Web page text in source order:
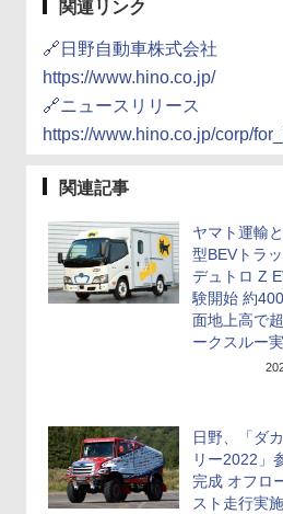
関連リンク
🔗日野自動車株式会社
https://www.hino.co.jp/
🔗ニュースリリース
https://www.hino.co.jp/corp/
関連記事
ヤマト運輸
型BEVトラ
デュトロ Z
験開始 約
面地上高で
ークスルー
日野、「ダ
リー2022」
完成 オフロ
スト走行実施